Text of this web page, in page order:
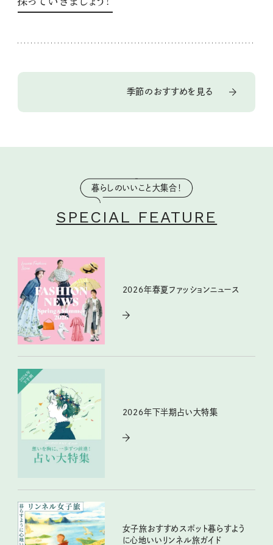
季節のおすすめを見る
暮らしのいいこと大集合！
SPECIAL FEATURE
2026年春夏ファッションニュース
2026年下半期占い大特集
女子旅おすすめスポット暮らすよう
に心地いいリンネル旅ガイド